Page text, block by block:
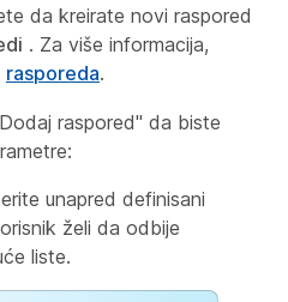
da kreirate novi raspored
. Za više informacija,
rasporeda.
raspored" da biste
unapred definisani
želi da odbije
liste.